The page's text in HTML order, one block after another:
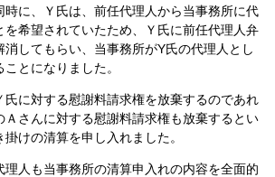
時に、Ｙ氏は、前任代理人から当事務所に代
を希望されていたため、Ｙ氏に前任代理人弁
してもらい、当事務所がY氏の代理人とし
とになりました。
氏に対する慰謝料請求権を放棄するのであれ
Ａさんに対する慰謝料請求権も放棄するとい
けの清算を申し入れました。
人も当事務所の清算申入れの内容を全面的